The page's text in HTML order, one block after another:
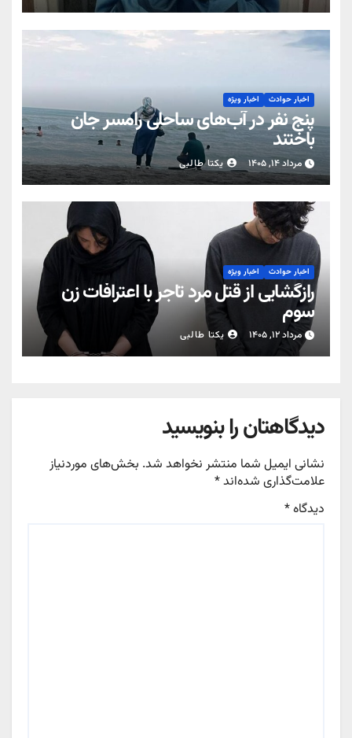
اخبار حوادث اخبار ویژه
پنج نفر در آب‌های ساحلی رامسر جان
باختند
مرداد ۱۴, ۱۴۰۵ یکتا طالبی
اخبار حوادث اخبار ویژه
رازگشایی از قتل مرد تاجر با اعترافات زن
سوم
مرداد ۱۲, ۱۴۰۵ یکتا طالبی
دیدگاهتان را بنویسید
نشانی ایمیل شما منتشر نخواهد شد. بخش‌های موردنیاز
علامت‌گذاری شده‌اند*
دیدگاه*